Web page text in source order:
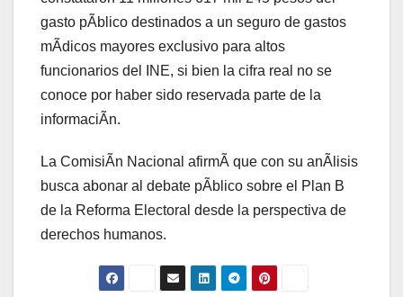
gasto pÃblico destinados a un seguro de gastos
mÃdicos mayores exclusivo para altos
funcionarios del INE, si bien la cifra real no se
conoce por haber sido reservada parte de la
informaciÃn.
La ComisiÃn Nacional afirmÃ que con su anÃlisis
busca abonar al debate pÃblico sobre el Plan B
de la Reforma Electoral desde la perspectiva de
derechos humanos.